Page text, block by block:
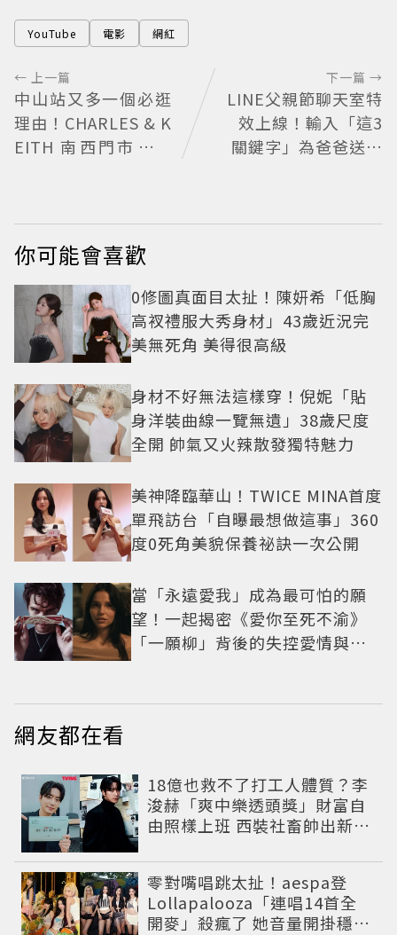
YouTube 電影 網紅
← 上一篇
中山站又多一個必逛
理由！CHARLES & K
EITH 南西門市全新
時尚
下一篇 →
LINE父親節聊天室特
效上線！輸入「這3
關鍵字」為爸爸送上
你可能會喜歡
0修圖真面目太扯！陳妍希「低胸
高衩禮服大秀身材」43歲近況完
美無死角 美得很高級
身材不好無法這樣穿！倪妮「貼
身洋裝曲線一覽無遺」38歲尺度
全開 帥氣又火辣散發獨特魅力
美神降臨華山！TWICE MINA首度
單飛訪台「自曝最想做這事」360
度0死角美貌保養祕訣一次公開
當「永遠愛我」成為最可怕的願
望！一起揭密《愛你至死不渝》
「一願柳」背後的失控愛情與爆
網友都在看
18億也救不了打工人體質？李
浚赫「爽中樂透頭獎」財富自
由照樣上班 西裝社畜帥出新高
零對嘴唱跳太扯！aespa登
Lollapalooza「連唱14首全
開麥」殺瘋了 她音量開掛穩到